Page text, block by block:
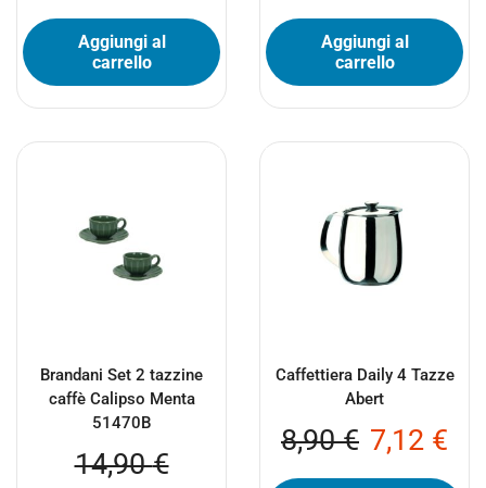
Aggiungi al
carrello
Aggiungi al
carrello
Brandani Set 2 tazzine
caffè Calipso Menta
51470B
14,90€
Caffettiera Daily 4 Tazze
Abert
8,90€ 7,12 €